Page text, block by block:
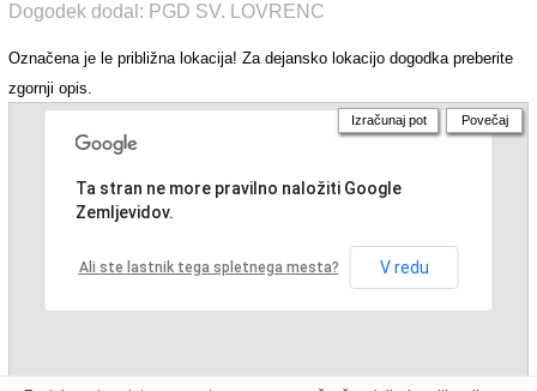
Dogodek dodal: PGD SV. LOVRENC
Označena je le približna lokacija! Za dejansko lokacijo dogodka preberite
zgornji opis.
Ta stran ne more pravilno naložiti Google
Zemljevidov.
Ali ste lastnik tega spletnega mesta? V redu
Izračunaj pot Povečaj